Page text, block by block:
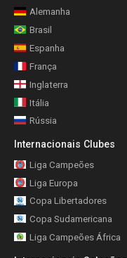
Alemanha
Brasil
Espanha
França
Inglaterra
Itália
Rússia
Internacionais Clubes
Liga Campeões
Liga Europa
Copa Libertadores
Copa Sudamericana
Liga Campeões África